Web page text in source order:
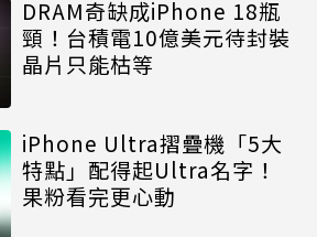
DRAM奇缺成iPhone 18瓶
頸！台積電10億美元待封裝
晶片只能枯等
iPhone Ultra摺疊機「5大
特點」配得起Ultra名字！
果粉看完更心動